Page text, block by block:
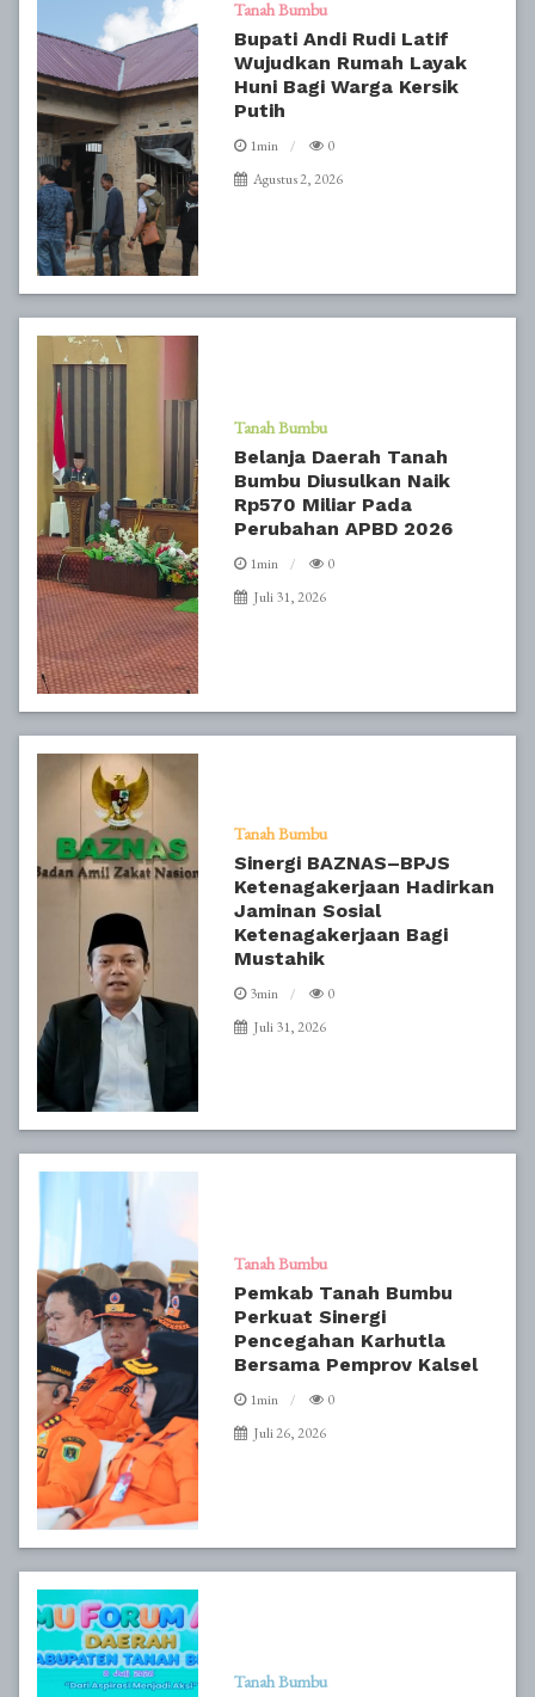
Tanah Bumbu
Bupati Andi Rudi Latif
Wujudkan Rumah Layak
Huni Bagi Warga Kersik
Putih
1min
0
Agustus 2, 2026
Tanah Bumbu
Belanja Daerah Tanah
Bumbu Diusulkan Naik
Rp570 Miliar Pada
Perubahan APBD 2026
1min
0
Juli 31, 2026
Tanah Bumbu
Sinergi BAZNAS–BPJS
Ketenagakerjaan Hadirkan
Jaminan Sosial
Ketenagakerjaan Bagi
Mustahik
3min
0
Juli 31, 2026
Tanah Bumbu
Pemkab Tanah Bumbu
Perkuat Sinergi
Pencegahan Karhutla
Bersama Pemprov Kalsel
1min
0
Juli 26, 2026
Tanah Bumbu